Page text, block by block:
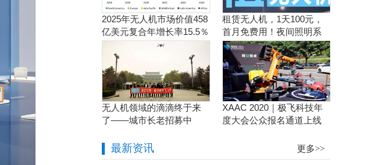
2025年无人机市场价值458
亿美元复合年增长率15.5％
租赁无人机，1天100元，
首月免费用！夜间照明系
统施工、抢险、应急救援
利器！
无人机领域的滴滴终于来
了——城市长老招募中
XAAC 2020｜极飞科技年
度大会公众报名通道上线
最新资讯 更多>>